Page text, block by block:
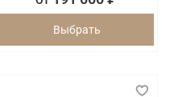
Выбрать